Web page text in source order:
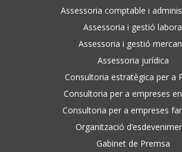
Assessoria comptable i
Assessoria i gestió
Assessoria i gestió
Assessoria jurídica
Consultoria estratègica per a
Consultoria per a empreses
Consultoria per a empreses
Organització
Gabinet de Premsa